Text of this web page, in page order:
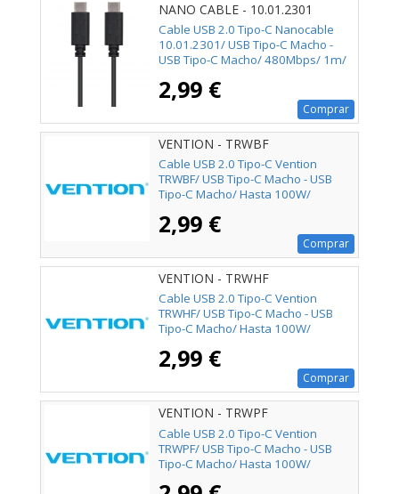
NANO CABLE - 10.01.2301
Cable USB 2.0 Tipo-C Nanocable
10.01.2301/ USB Tipo-C Macho -
USB Tipo-C Macho/ 480Mbps/ 1m/
2,99 €
Comprar
VENTION - TRWBF
Cable USB 2.0 Tipo-C Vention
TRWBF/ USB Tipo-C Macho - USB
Tipo-C Macho/ Hasta 100W/
2,99 €
Comprar
VENTION - TRWHF
Cable USB 2.0 Tipo-C Vention
TRWHF/ USB Tipo-C Macho - USB
Tipo-C Macho/ Hasta 100W/
2,99 €
Comprar
VENTION - TRWPF
Cable USB 2.0 Tipo-C Vention
TRWPF/ USB Tipo-C Macho - USB
Tipo-C Macho/ Hasta 100W/